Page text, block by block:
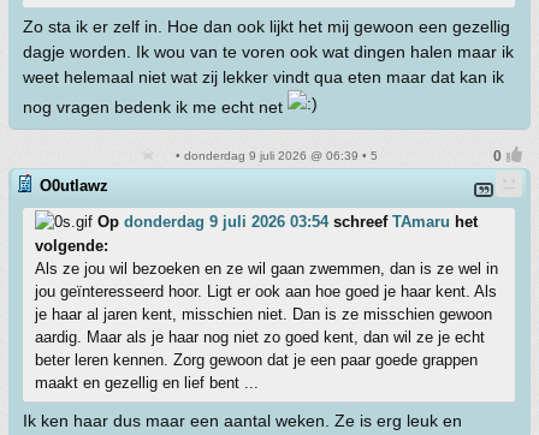
Zo sta ik er zelf in. Hoe dan ook lijkt het mij gewoon een gezellig
dagje worden. Ik wou van te voren ook wat dingen halen maar ik
weet helemaal niet wat zij lekker vindt qua eten maar dat kan ik
nog vragen bedenk ik me echt net
• donderdag 9 juli 2026 @ 06:39 • 5
O0utlawz
Op donderdag 9 juli 2026 03:54schreef TAmaru het
volgende:
Als ze jou wil bezoeken en ze wil gaan zwemmen, dan is ze wel in
jou geïnteresseerd hoor. Ligt er ook aan hoe goed je haar kent. Als
je haar al jaren kent, misschien niet. Dan is ze misschien gewoon
aardig. Maar als je haar nog niet zo goed kent, dan wil ze je echt
beter leren kennen. Zorg gewoon dat je een paar goede grappen
maakt en gezellig en lief bent ...
Ik ken haar dus maar een aantal weken. Ze is erg leuk en